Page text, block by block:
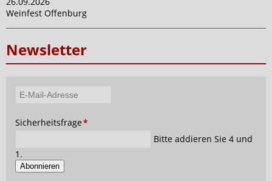
Weinfest Offenburg
Newsletter
Adresse
Pflichtfeld
Sicherheitsfrage*
Bitte addieren Sie 4 und
1.
Abonnieren